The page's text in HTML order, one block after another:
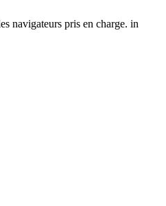
navigateurs pris en charge. in